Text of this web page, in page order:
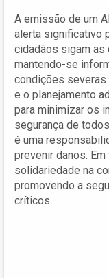
A emissão de um
alerta significativo
cidadãos sigam as
mantendo-se
condições severas
e o planejamento
para minimizar os
segurança de
é uma
prevenir danos.
solidariedade na
promovendo a
críticos.